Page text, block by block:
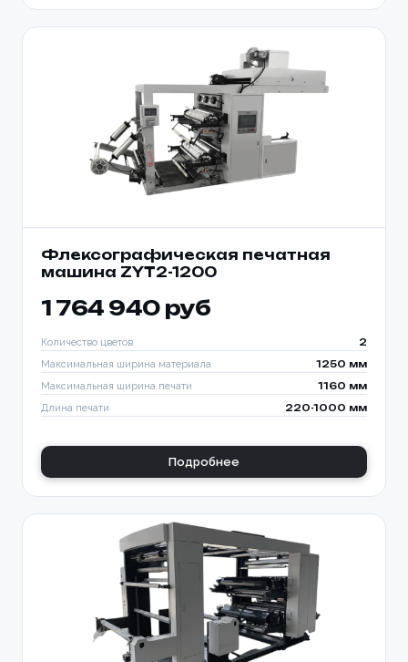
Флексографическая печатная
машина ZYT2-1200
1 764 940 руб
Количество цветов 2
Максимальная ширина материала 1250 мм
Максимальная ширина печати 1160 мм
Длина печати 220-1000 мм
Подробнее